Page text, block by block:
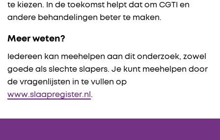
te kiezen. In de toekomst helpt dat om CGTI en
andere behandelingen beter te maken.
Meer weten?
Iedereen kan meehelpen aan dit onderzoek, zowel
goede als slechte slapers. Je kunt meehelpen door
de vragenlijsten in te vullen op
www.slaapregister.nl .